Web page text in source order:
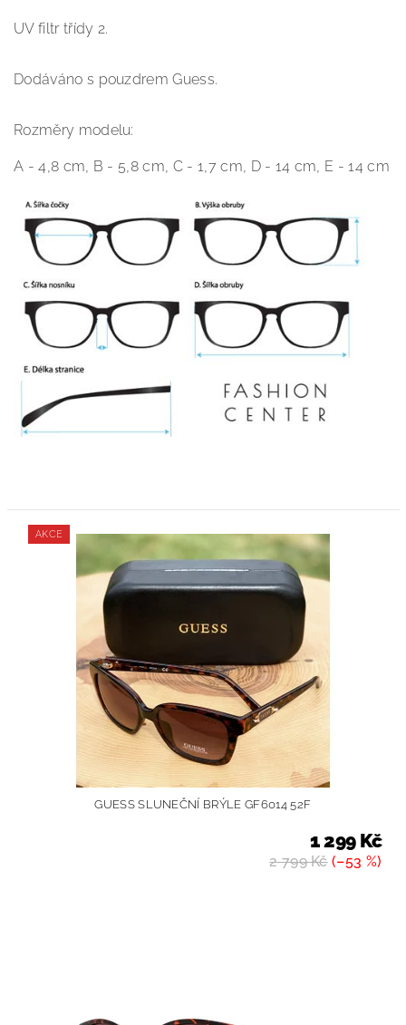
UV filtr třídy 2.
Dodáváno s pouzdrem Guess.
Rozměry modelu:
A - 4,8 cm, B - 5,8 cm, C - 1,7 cm, D - 14 cm, E - 14 cm
AKCE
GUESS SLUNEČNÍ BRÝLE GF6014 52F
2 799 Kč(–53 %)
1 299 Kč